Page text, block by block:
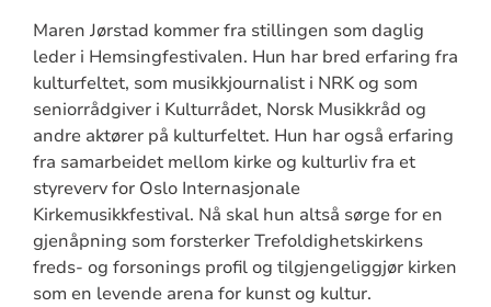
Maren Jørstad kommer fra stillingen som daglig
leder i Hemsingfestivalen. Hun har bred erfaring fra
kulturfeltet, som musikkjournalist i NRK og som
seniorrådgiver i Kulturrådet, Norsk Musikkråd og
andre aktører på kulturfeltet. Hun har også erfaring
fra samarbeidet mellom kirke og kulturliv fra et
styreverv for Oslo Internasjonale
Kirkemusikkfestival. Nå skal hun altså sørge for en
gjenåpning som forsterker Trefoldighetskirkens
freds- og forsonings profil og tilgjengeliggjør kirken
som en levende arena for kunst og kultur.